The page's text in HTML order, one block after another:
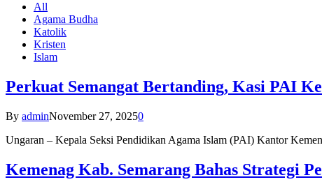
All
Agama Budha
Katolik
Kristen
Islam
Perkuat Semangat Bertanding, Kasi PAI
By adminNovember 27, 20250
Ungaran – Kepala Seksi Pendidikan Agama Islam (PAI) Kantor
Kemenag Kab. Semarang Bahas Strategi